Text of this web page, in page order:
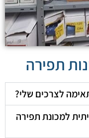
תפירה
לצרכים שלי?
למכונת תפירה